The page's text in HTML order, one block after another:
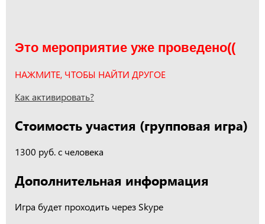
Это мероприятие уже проведено((
НАЖМИТЕ, ЧТОБЫ НАЙТИ ДРУГОЕ
Как активировать?
Стоимость участия (групповая игра)
1300 руб. с человека
Дополнительная информация
Игра будет проходить через Skype